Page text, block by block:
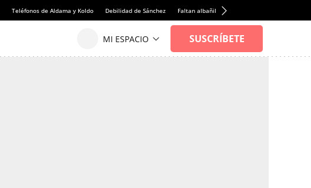
Teléfonos de Aldama y Koldo Debilidad de Sánchez Faltan albañiles